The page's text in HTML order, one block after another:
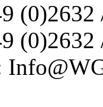
(0)2632
(0)2632